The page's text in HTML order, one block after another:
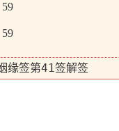
缘签第41签解签